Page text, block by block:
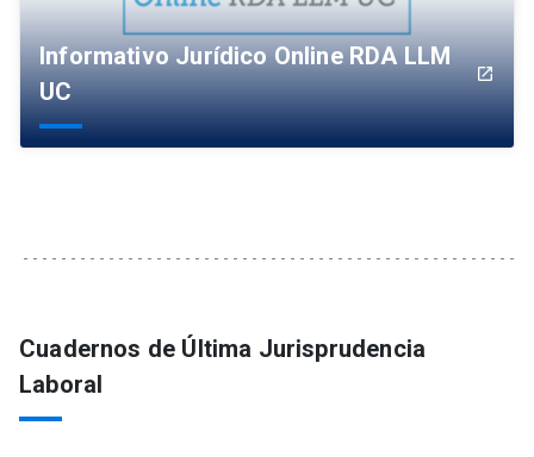
Informativo Jurídico Online RDA LLM
UC
launch
Cuadernos de Última Jurisprudencia
Laboral